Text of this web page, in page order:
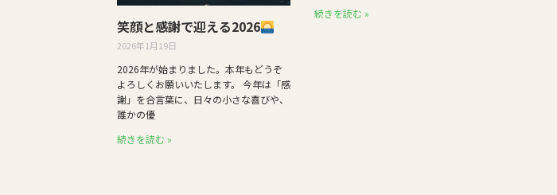
笑顔と感謝で迎える2026
2026年1月19日
2026年が始まりました。本年もどうぞ
よろしくお願いいたします。 今年は「感
謝」を合言葉に、日々の小さな喜びや、
誰かの優
続きを読む »
続きを読む »